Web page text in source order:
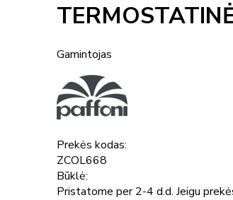
Gamintojas
Prekės kodas:
ZCOL668
Būklė:
Pristatome per 2-4 d.d. Jeigu